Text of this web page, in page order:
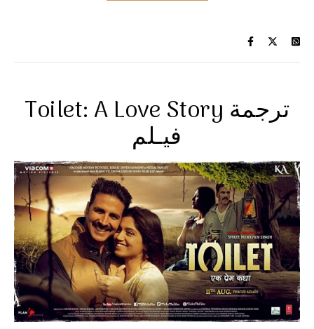
Toilet: A Love Story ترجمة
فيـلم